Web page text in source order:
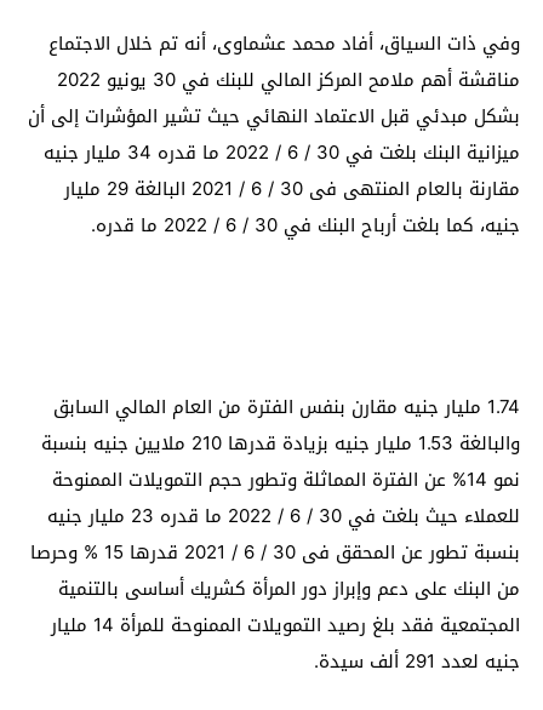
وفي ذات السياق، أفاد محمد عشماوى، أنه تم خلال الاجتماع
مناقشة أهم ملامح المركز المالي للبنك في 30 يونيو 2022
بشكل مبدئي قبل الاعتماد النهائي حيث تشير المؤشرات إلى أن
ميزانية البنك بلغت في 30 / 6 / 2022 ما قدره 34 مليار جنيه
مقارنة بالعام المنتهى فى 30 / 6 / 2021 البالغة 29 مليار
جنيه، كما بلغت أرباح البنك في 30 / 6 / 2022 ما قدره.
1.74 مليار جنيه مقارن بنفس الفترة من العام المالي السابق
والبالغة 1.53 مليار جنيه بزيادة قدرها 210 ملايين جنيه بنسبة
نمو 14% عن الفترة المماثلة وتطور حجم التمويلات الممنوحة
للعملاء حيث بلغت في 30 / 6 / 2022 ما قدره 23 مليار جنيه
بنسبة تطور عن المحقق فى 30 / 6 / 2021 قدرها 15 % وحرصا
من البنك على دعم وإبراز دور المرأة كشريك أساسى بالتنمية
المجتمعية فقد بلغ رصيد التمويلات الممنوحة للمرأة 14 مليار
جنيه لعدد 291 ألف سيدة.